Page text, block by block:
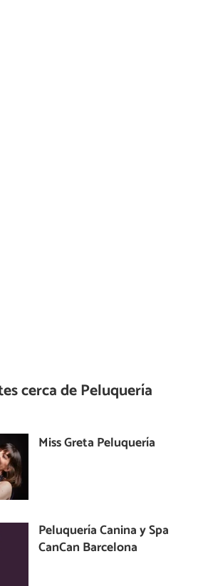
cerca dePeluquería
Miss Greta Peluquería
Peluquería Canina y Spa
CanCan Barcelona